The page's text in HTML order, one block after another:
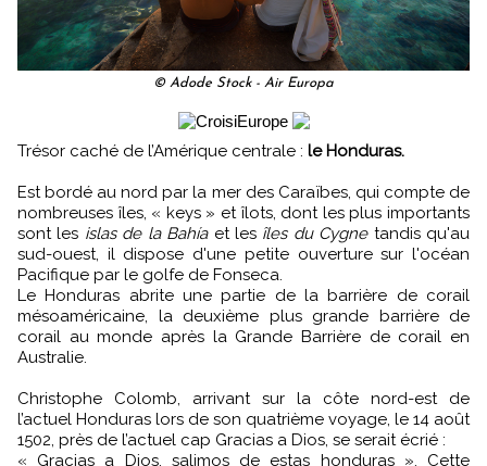
© Adode Stock - Air Europa
Trésor caché de l’Amérique centrale : le Honduras.
Est bordé au nord par la mer des Caraïbes, qui compte de
nombreuses îles, « keys » et îlots, dont les plus importants
sont les islas de la Bahíaet les îles du Cygnetandis qu'au
sud-ouest, il dispose d'une petite ouverture sur l'océan
Pacifique par le golfe de Fonseca.
Le Honduras abrite une partie de la barrière de corail
mésoaméricaine, la deuxième plus grande barrière de
corail au monde après la Grande Barrière de corail en
Australie.
Christophe Colomb, arrivant sur la côte nord-est de
l’actuel Honduras lors de son quatrième voyage, le 14 août
1502, près de l’actuel cap Gracias a Dios, se serait écrié :
« Gracias a Dios, salimos de estas honduras ». Cette